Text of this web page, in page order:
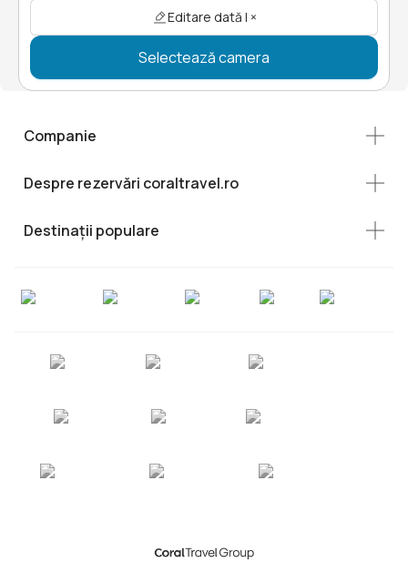
Editare dată | ×
Selectează camera
Companie
Despre rezervări coraltravel.ro
Destinații populare